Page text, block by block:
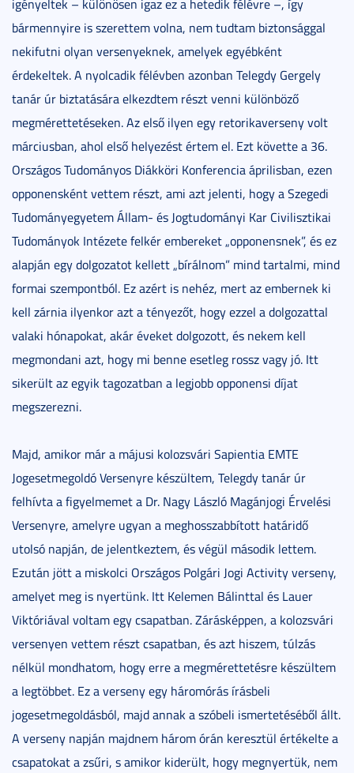
igényeltek – különösen igaz ez a hetedik félévre –, így
bármennyire is szerettem volna, nem tudtam biztonsággal
nekifutni olyan versenyeknek, amelyek egyébként
érdekeltek. A nyolcadik félévben azonban Telegdy Gergely
tanár úr biztatására elkezdtem részt venni különböző
megmérettetéseken. Az első ilyen egy retorikaverseny volt
márciusban, ahol első helyezést értem el. Ezt követte a 36.
Országos Tudományos Diákköri Konferencia áprilisban, ezen
opponensként vettem részt, ami azt jelenti, hogy a Szegedi
Tudományegyetem Állam- és Jogtudományi Kar Civilisztikai
Tudományok Intézete felkér embereket „opponensnek”, és ez
alapján egy dolgozatot kellett „bírálnom” mind tartalmi, mind
formai szempontból. Ez azért is nehéz, mert az embernek ki
kell zárnia ilyenkor azt a tényezőt, hogy ezzel a dolgozattal
valaki hónapokat, akár éveket dolgozott, és nekem kell
megmondani azt, hogy mi benne esetleg rossz vagy jó. Itt
sikerült az egyik tagozatban a legjobb opponensi díjat
megszerezni.
Majd, amikor már a májusi kolozsvári Sapientia EMTE
Jogesetmegoldó Versenyre készültem, Telegdy tanár úr
felhívta a figyelmemet a Dr. Nagy László Magánjogi Érvelési
Versenyre, amelyre ugyan a meghosszabbított határidő
utolsó napján, de jelentkeztem, és végül második lettem.
Ezután jött a miskolci Országos Polgári Jogi Activity verseny,
amelyet meg is nyertünk. Itt Kelemen Bálinttal és Lauer
Viktóriával voltam egy csapatban. Zárásképpen, a kolozsvári
versenyen vettem részt csapatban, és azt hiszem, túlzás
nélkül mondhatom, hogy erre a megmérettetésre készültem
a legtöbbet. Ez a verseny egy háromórás írásbeli
jogesetmegoldásból, majd annak a szóbeli ismertetéséből állt.
A verseny napján majdnem három órán keresztül értékelte a
csapatokat a zsűri, s amikor kiderült, hogy megnyertük, nem